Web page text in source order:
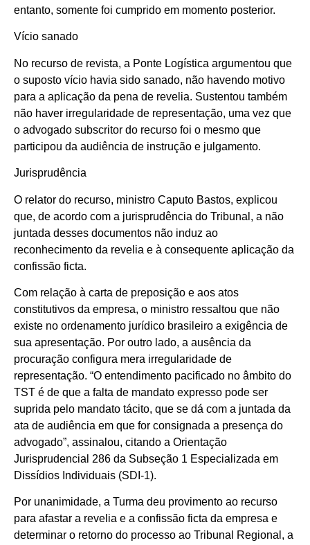
entanto, somente foi cumprido em momento posterior.
Vício sanado
No recurso de revista, a Ponte Logística argumentou que
o suposto vício havia sido sanado, não havendo motivo
para a aplicação da pena de revelia. Sustentou também
não haver irregularidade de representação, uma vez que
o advogado subscritor do recurso foi o mesmo que
participou da audiência de instrução e julgamento.
Jurisprudência
O relator do recurso, ministro Caputo Bastos, explicou
que, de acordo com a jurisprudência do Tribunal, a não
juntada desses documentos não induz ao
reconhecimento da revelia e à consequente aplicação da
confissão ficta.
Com relação à carta de preposição e aos atos
constitutivos da empresa, o ministro ressaltou que não
existe no ordenamento jurídico brasileiro a exigência de
sua apresentação. Por outro lado, a ausência da
procuração configura mera irregularidade de
representação. “O entendimento pacificado no âmbito do
TST é de que a falta de mandato expresso pode ser
suprida pelo mandato tácito, que se dá com a juntada da
ata de audiência em que for consignada a presença do
advogado”, assinalou, citando a Orientação
Jurisprudencial 286 da Subseção 1 Especializada em
Dissídios Individuais (SDI-1).
Por unanimidade, a Turma deu provimento ao recurso
para afastar a revelia e a confissão ficta da empresa e
determinar o retorno do processo ao Tribunal Regional, a